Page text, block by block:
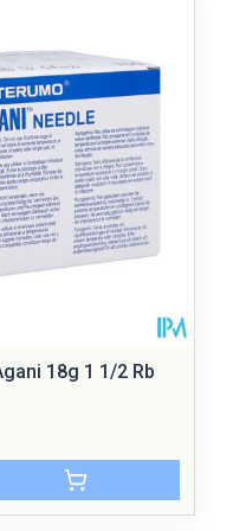
18g 1 1/2 Rb